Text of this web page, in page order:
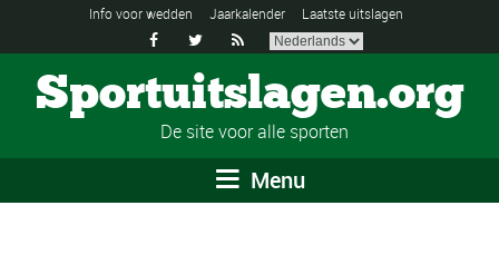
Info voor wedden Jaarkalender Laatste uitslagen
  
Sportuitslagen.org
De site voor alle sporten
Menu